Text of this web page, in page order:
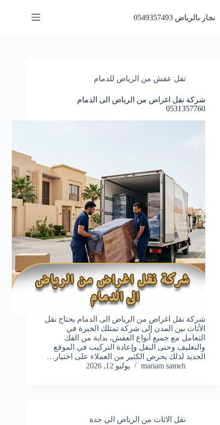
المحتوى
نجار بالرياض 0549357493
نقل عفش من الرياض للدمام
شركة نقل اغراض من الرياض الى الدمام
0531357760
شركة نقل اغراض من الرياض الى الدمام يحتاج نقل
الأثاث بين المدن إلى شركة تمتلك الخبرة في
التعامل مع جميع أنواع العفش، بداية من الفك
والتغليف وحتى النقل وإعادة التركيب في الموقع
الجديد لذلك يحرص الكثير من العملاء على اختيار…
mariam sameh
يوليو 12, 2026
نقل الاثاث من الرياض الي جدة